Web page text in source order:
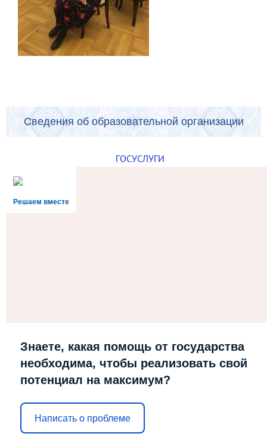
Сведения об образовательной организации
ГОСУСЛУГИ
Решаем вместе
Знаете, какая помощь от государства
необходима, чтобы реализовать свой
потенциал на максимум?
Написать о проблеме